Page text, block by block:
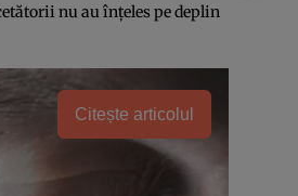
nu au înțeles pe deplin
Citește articolul